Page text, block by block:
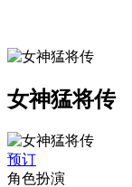
女神猛将传
预订
角色扮演